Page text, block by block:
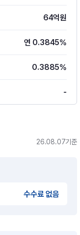
64억원
연 0.3845%
0.3885%
-
26.08.07기준
수수료 없음